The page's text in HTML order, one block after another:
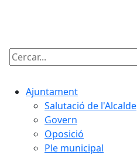
Cercar:
Ajuntament
Salutació de l'Alcalde
Govern
Oposició
Ple municipal